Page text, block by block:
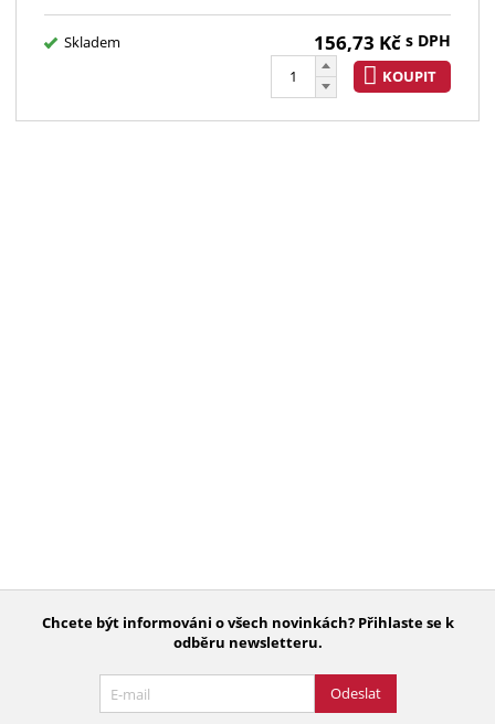
Skladem 156,73 Kč s DPH
KOUPIT
Chcete být informováni o všech novinkách? Přihlaste se k
odběru newsletteru.
Odeslat